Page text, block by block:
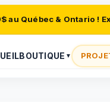
au Québec & Ontario !
BOUTIQUE ▼